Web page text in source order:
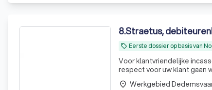
8.Straetus,
local_offer Eerste dossier op basis van
Voor klantvriendelijke
respect voor uw klant gaan
place Werkgebied